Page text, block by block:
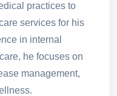
practices to
services for his
in internal
he focuses on
management,